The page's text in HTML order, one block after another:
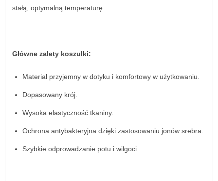
stałą, optymalną temperaturę.
Główne zalety koszulki:
Materiał przyjemny w dotyku i komfortowy w użytkowaniu.
Dopasowany krój.
Wysoka elastyczność tkaniny.
Ochrona antybakteryjna dzięki zastosowaniu jonów srebra.
Szybkie odprowadzanie potu i wilgoci.